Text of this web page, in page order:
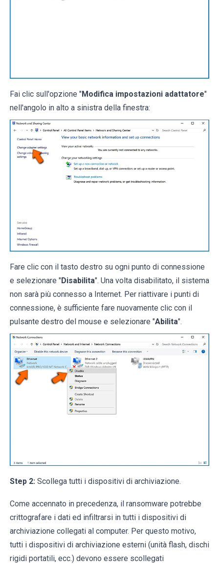
Fai clic sull'opzione "Modifica impostazioni adattatore"
nell'angolo in alto a sinistra della finestra:
Fare clic con il tasto destro su ogni punto di connessione
e selezionare "Disabilita". Una volta disabilitato, il sistema
non sarà più connesso a Internet. Per riattivare i punti di
connessione, è sufficiente fare nuovamente clic con il
pulsante destro del mouse e selezionare "Abilita".
Step 2: Scollega tutti i dispositivi di archiviazione.
Come accennato in precedenza, il ransomware potrebbe
crittografare i dati ed infiltrarsi in tutti i dispositivi di
archiviazione collegati al computer. Per questo motivo,
tutti i dispositivi di archiviazione esterni (unità flash, dischi
rigidi portatili, ecc.) devono essere scollegati